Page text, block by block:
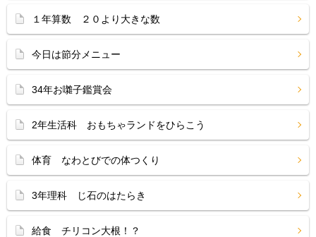
１年算数 ２０より大きな数
今日は節分メニュー
34年お囃子鑑賞会
2年生活科 おもちゃランドをひらこう
体育 なわとびでの体つくり
3年理科 じ石のはたらき
給食 チリコン大根！？